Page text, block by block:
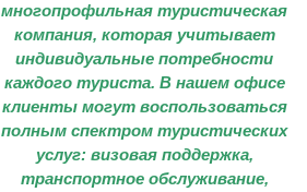
многопрофильная туристическая
компания, которая учитывает
индивидуальные потребности
каждого туриста. В нашем офисе
клиенты могут воспользоваться
полным спектром туристических
услуг: визовая поддержка,
транспортное обслуживание,